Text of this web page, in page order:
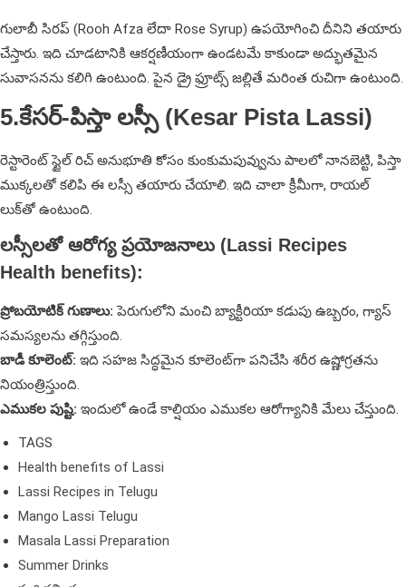
గులాబీ సిరప్ (Rooh Afza లేదా Rose Syrup) ఉపయోగించి దీనిని తయారు
చేస్తారు. ఇది చూడటానికి ఆకర్షణీయంగా ఉండటమే కాకుండా అద్భుతమైన
సువాసనను కలిగి ఉంటుంది. పైన డ్రై ఫ్రూట్స్ జల్లితే మరింత రుచిగా ఉంటుంది.
5.కేసర్-పిస్తా లస్సీ (Kesar Pista Lassi)
రెస్టారెంట్ స్టైల్ రిచ్ అనుభూతి కోసం కుంకుమపువ్వును పాలలో నానబెట్టి, పిస్తా
ముక్కలతో కలిపి ఈ లస్సీ తయారు చేయాలి. ఇది చాలా క్రీమీగా, రాయల్
లుక్‌తో ఉంటుంది.
లస్సీలతో ఆరోగ్య ప్రయోజనాలు (Lassi Recipes
Health benefits):
ప్రోబయోటిక్ గుణాలు: పెరుగులోని మంచి బ్యాక్టీరియా కడుపు ఉబ్బరం, గ్యాస్
సమస్యలను తగ్గిస్తుంది.
బాడీ కూలెంట్: ఇది సహజ సిద్ధమైన కూలెంట్‌గా పనిచేసి శరీర ఉష్ణోగ్రతను
నియంత్రిస్తుంది.
ఎముకల పుష్టి: ఇందులో ఉండే కాల్షియం ఎముకల ఆరోగ్యానికి మేలు చేస్తుంది.
TAGS
Health benefits of Lassi
Lassi Recipes in Telugu
Mango Lassi Telugu
Masala Lassi Preparation
Summer Drinks